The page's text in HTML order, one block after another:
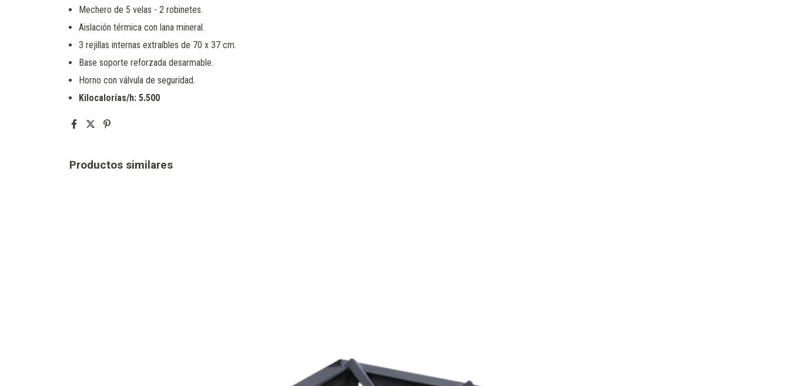
Mechero de 5 velas - 2 robinetes.
Aislación térmica con lana mineral.
3 rejillas internas extraíbles de 70 x 37 cm.
Base soporte reforzada desarmable.
Horno con válvula de seguridad.
Kilocalorías/h: 5.500
Productos similares